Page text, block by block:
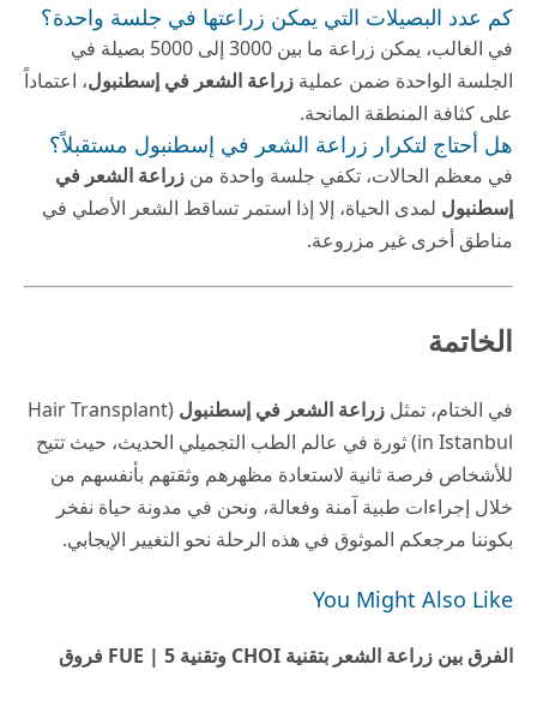
كم عدد البصيلات التي يمكن زراعتها في جلسة واحدة؟
في الغالب، يمكن زراعة ما بين 3000 إلى 5000 بصيلة في
الجلسة الواحدة ضمن عملية زراعة الشعر في إسطنبول، اعتماداً
على كثافة المنطقة المانحة.
هل أحتاج لتكرار زراعة الشعر في إسطنبول مستقبلاً؟
في معظم الحالات، تكفي جلسة واحدة من زراعة الشعر في
إسطنبول لمدى الحياة، إلا إذا استمر تساقط الشعر الأصلي في
مناطق أخرى غير مزروعة.
الخاتمة
في الختام، تمثل زراعة الشعر في إسطنبول (Hair Transplant
in Istanbul) ثورة في عالم الطب التجميلي الحديث، حيث تتيح
للأشخاص فرصة ثانية لاستعادة مظهرهم وثقتهم بأنفسهم من
خلال إجراءات طبية آمنة وفعالة، ونحن في مدونة حياة نفخر
بكوننا مرجعكم الموثوق في هذه الرحلة نحو التغيير الإيجابي.
You Might Also Like
الفرق بين زراعة الشعر بتقنية CHOI وتقنية FUE | 5 فروق